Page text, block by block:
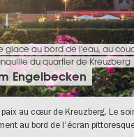
glace au bord de l'eau, au
du quartier de Kreuzberg
Engelbecken
au cœur de Kreuzberg. Le
au bord de l'écran